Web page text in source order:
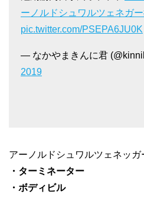
ーノルドシュワルツェネガー
pic.twitter.com/PSEPA6JU0K
— なかやまきんに君
2019
アーノルドシュワルツェネッガ
・ターミネーター
・ボディビル